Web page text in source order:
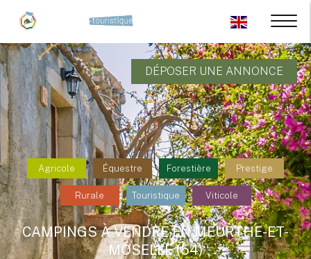
DÉPOSER UNE ANNONCE
Agricole Équestre Forestière Prestige
Rurale Touristique Viticole
CAMPINGS À VENDRE EN MEURTHE-ET-
MOSELLE (54)